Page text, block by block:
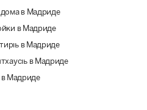
в Мадриде
в Мадриде
в Мадриде
в Мадриде
Мадриде